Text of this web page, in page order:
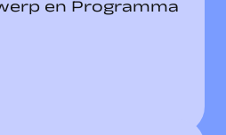
en Programma